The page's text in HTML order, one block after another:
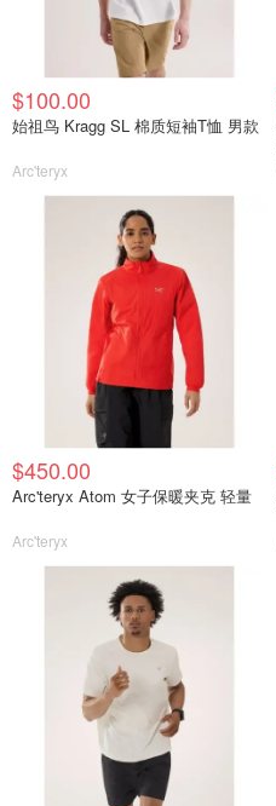
$100.00
始祖鸟 Kragg SL 棉质短袖T恤 男款
Arc'teryx
$450.00
Arc'teryx Atom 女子保暖夹克 轻量
Arc'teryx